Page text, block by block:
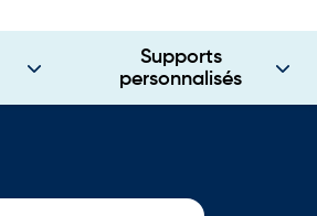
Supports
personnalisés